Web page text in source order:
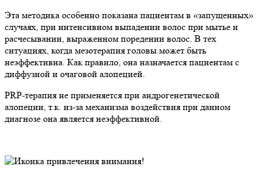
Эта методика особенно показана пациентам в «запущенных»
случаях, при интенсивном выпадении волос при мытье и
расчесывании, выраженном поредении волос. В тех
ситуациях, когда мезотерапия головы может быть
неэффективна. Как правило, она назначается пациентам с
диффузной и очаговой алопецией.
PRP-терапия не применяется при андрогенетической
алопеции, т.к. из-за механизма воздействия при данном
диагнозе она является неэффективной.